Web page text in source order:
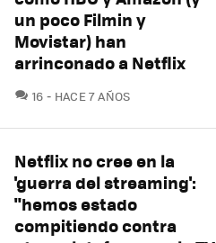
un poco Filmin y
Movistar) han
arrinconado a Netflix
16 COMENTARIOS
HACE 7 AÑOS
Netflix no cree en la
'guerra del streaming':
"hemos estado
compitiendo contra